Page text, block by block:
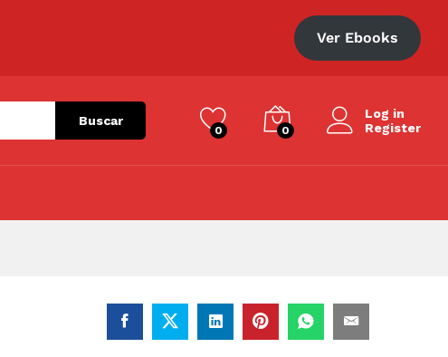
Ver Ebooks
Buscar
0 0
Log in
Register